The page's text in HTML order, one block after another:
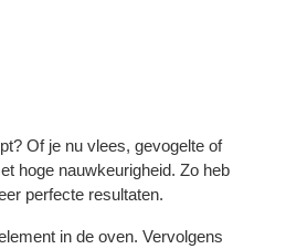
Of je nu vlees, gevogelte of
hoge nauwkeurigheid. Zo heb
perfecte resultaten.
in de oven. Vervolgens